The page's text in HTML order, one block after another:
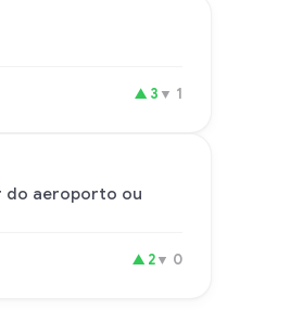
▲ 3 ▼ 1
do aeroporto ou
▲ 2▼ 0